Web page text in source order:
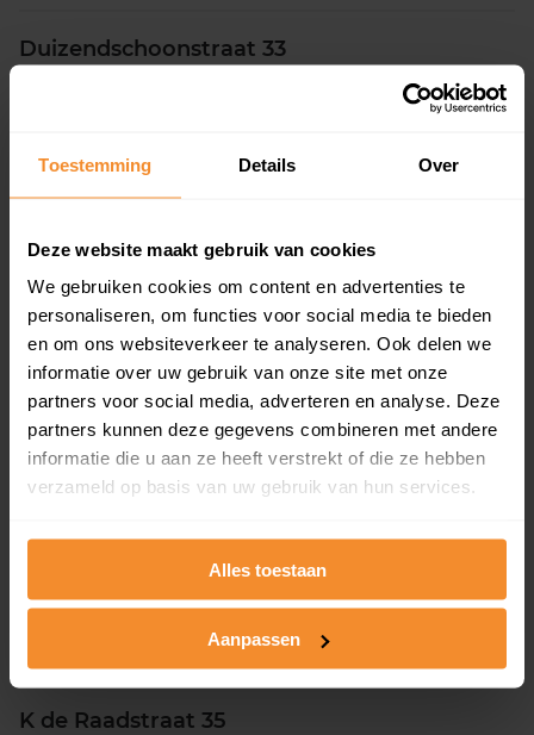
Toestemming Details Over
Deze website maakt gebruik van cookies
We gebruiken cookies om content en advertenties te
personaliseren, om functies voor social media te bieden
en om ons websiteverkeer te analyseren. Ook delen we
informatie over uw gebruik van onze site met onze
partners voor social media, adverteren en analyse. Deze
partners kunnen deze gegevens combineren met andere
informatie die u aan ze heeft verstrekt of die ze hebben
verzameld op basis van uw gebruik van hun services.
Alles toestaan
Aanpassen
Duizendschoonstraat 33
Verkoopdatum
30 juni 2026
Verkoopprijs
Woonoppervlak
155 m2
Perceel
253 m2
Verkoopdatum
29 juni 2026
Verkoopprijs
Koopsom opvragen
K de Raadstraat 63
Woonoppervlak Perceel
155 m2
Verkoopdatum
Verkoopprijs
Koopsom opvragen
K de Raadstraat 35